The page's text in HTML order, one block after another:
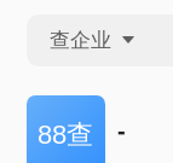
查企业
查企业
88查 -